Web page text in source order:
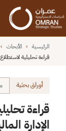
الرئيسية › الأبحاث ›
قراءة تحليلية
أوراق بحثية
قراءة
الإدارة